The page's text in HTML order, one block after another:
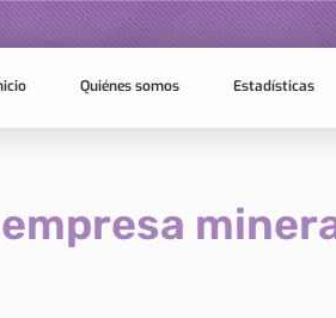
Quiénes somos Estadísticas